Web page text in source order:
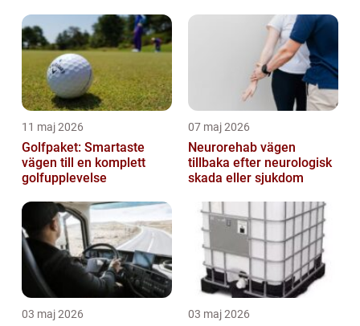
11 maj 2026
Golfpaket: Smartaste
vägen till en komplett
golfupplevelse
07 maj 2026
Neurorehab vägen
tillbaka efter neurologisk
skada eller sjukdom
03 maj 2026 03 maj 2026